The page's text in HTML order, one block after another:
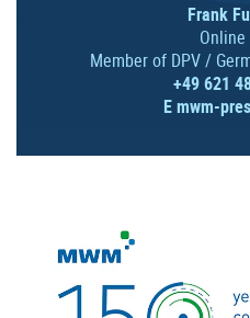
Frank
Member of DPV /
+49 621
Emwm-